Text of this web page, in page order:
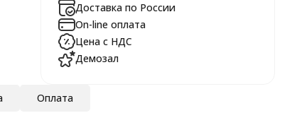
Доставка по России
On-line оплата
Цена с НДС
Демозал
Оплата